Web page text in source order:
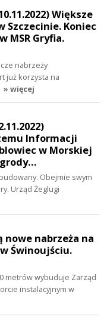
Większe
Szczecinie. Koniec
MSR Gryfia.
nabrzeży
już korzysta na
» więcej
Informacji
w Morskiej
Obejmie swym
Urząd Żeglugi
nowe nabrzeża na
Świnoujściu.
metrów wybuduje Zarząd
instalacyjnym w